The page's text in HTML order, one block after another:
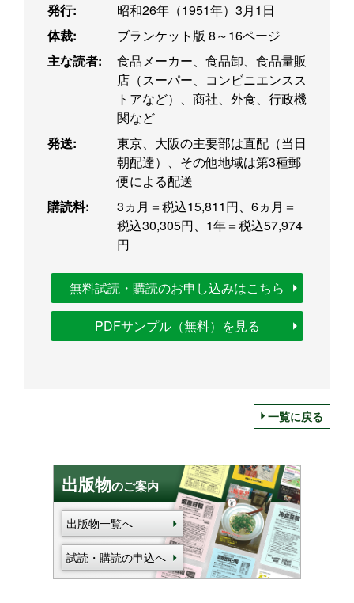
発行:
昭和26年（1951年）3月1日
体裁:
ブランケット版 8～16ページ
主な読者:
食品メーカー、食品卸、食品量販
店（スーパー、コンビニエンスス
トアなど）、商社、外食、行政機
関など
発送:
東京、大阪の主要部は直配（当日
朝配達）、その他地域は第3種郵
便による配送
購読料:
3ヵ月＝税込15,811円、6ヵ月＝
税込30,305円、1年＝税込57,974
円
無料試読・購読のお申し込みはこちら
PDFサンプル（無料）を見る
一覧に戻る
出版物のご案内
出版物一覧へ
試読・購読の申込へ